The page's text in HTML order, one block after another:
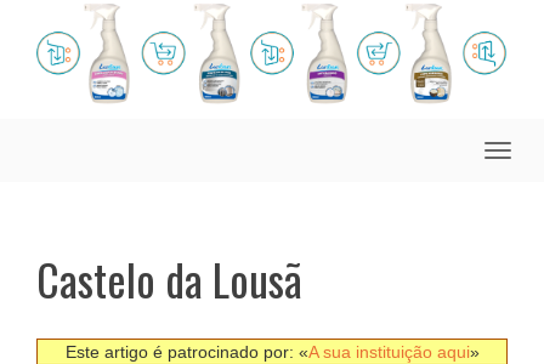
Toggle
Castelo da Lousã
Este artigo é patrocinado por: «A sua instituição aqui»